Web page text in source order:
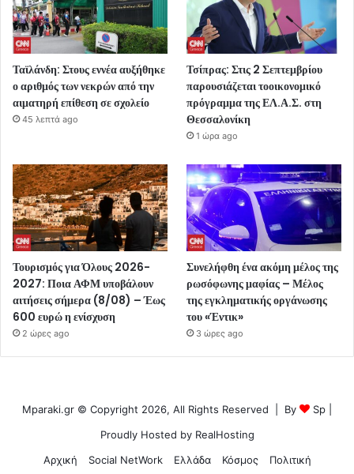
Ταϊλάνδη: Στους εννέα αυξήθηκε
ο αριθμός των νεκρών από την
αιματηρή επίθεση σε σχολείο
45 λεπτά ago
Τσίπρας: Στις 2 Σεπτεμβρίου
παρουσιάζεται τοοικονομικό
πρόγραμμα της ΕΛ.Α.Σ. στη
Θεσσαλονίκη
1 ώρα ago
Τουρισμός για Όλους 2026-
2027: Ποια ΑΦΜ υποβάλουν
αιτήσεις σήμερα (8/08) – Έως
600 ευρώ η ενίσχυση
2 ώρες ago
Συνελήφθη ένα ακόμη μέλος της
ρωσόφωνης μαφίας – Μέλος
της εγκληματικής οργάνωσης
του «Έντικ»
3 ώρες ago
Mparaki.gr © Copyright 2026, All Rights Reserved | By Sp
Proudly Hosted by RealHosting
Αρχική
Social NetWork Ελλάδα Κόσμος Πολιτική